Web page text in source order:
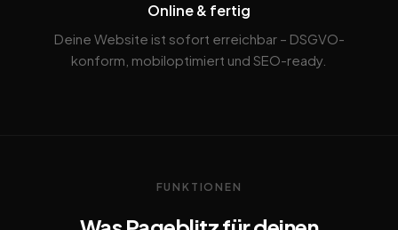
Online & fertig
Deine Website ist sofort erreichbar – DSGVO-
konform, mobiloptimiert und SEO-ready.
FUNKTIONEN